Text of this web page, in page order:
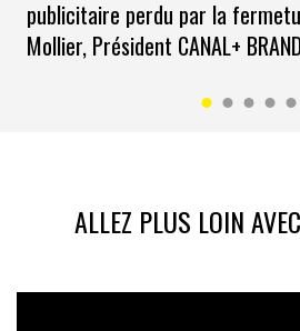
L’avenir le dira. Mais qui ne
attendant, son utilité n’est pas à
publicitaire perdu par la
Mollier, Président CANAL+
ALLEZ PLUS LOIN